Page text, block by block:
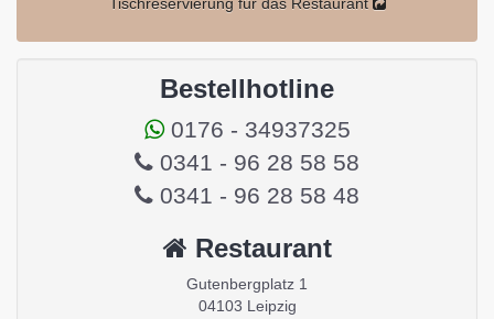
Bestellhotline
0176 - 34937325
0341 - 96 28 58 58
0341 - 96 28 58 48
Restaurant
Gutenbergplatz 1
04103 Leipzig